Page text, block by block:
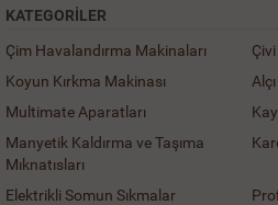
KATEGORILER
Çim Havalandırma Makinaları
Koyun Kırkma Makinası
Multimate Aparatları
Manyetik Kaldırma ve Taşıma
Mıknatısları
Elektrikli Somun Sıkmalar